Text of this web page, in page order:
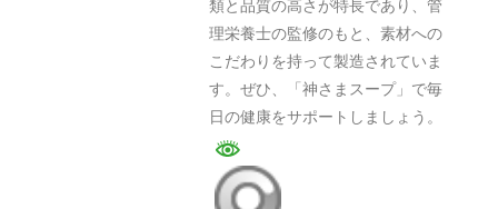
判、
良
い
口
類と品質の高さが特長であり、管
理栄養士の監修のもと、素材への
こだわりを持って製造されていま
す。ぜひ、「神さまスープ」で毎
日の健康をサポートしましょう。